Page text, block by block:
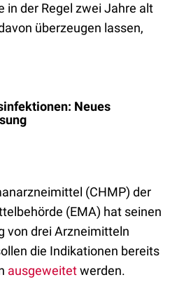
in der Regel zwei Jahre alt
überzeugen lassen,
Neues
(CHMP) der
(EMA) hat seinen
von drei Arzneimitteln
die Indikationen bereits
ausgeweitetwerden.